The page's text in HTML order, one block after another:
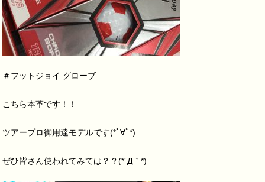
＃フットジョイ グローブ
こちら本革です！！
ツアープロ御用達モデルです(*ﾟ∀ﾟ*)
ぜひ皆さん使われてみては？？(*´Д｀*)